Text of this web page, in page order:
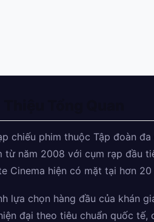
chiếu phim thuộc Tập đoàn
năm 2008 với cụm rạp đầu
Cinema hiện có mặt tại hơn
lựa chọn hàng đầu của khán
đại theo tiêu chuẩn quốc tế,